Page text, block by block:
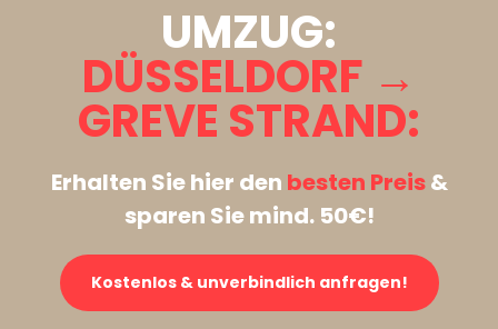
UMZUG:
DÜSSELDORF →
GREVE STRAND:
Erhalten Sie hier den besten Preis&
sparen Sie mind. 50€!
Kostenlos & unverbindlich anfragen!